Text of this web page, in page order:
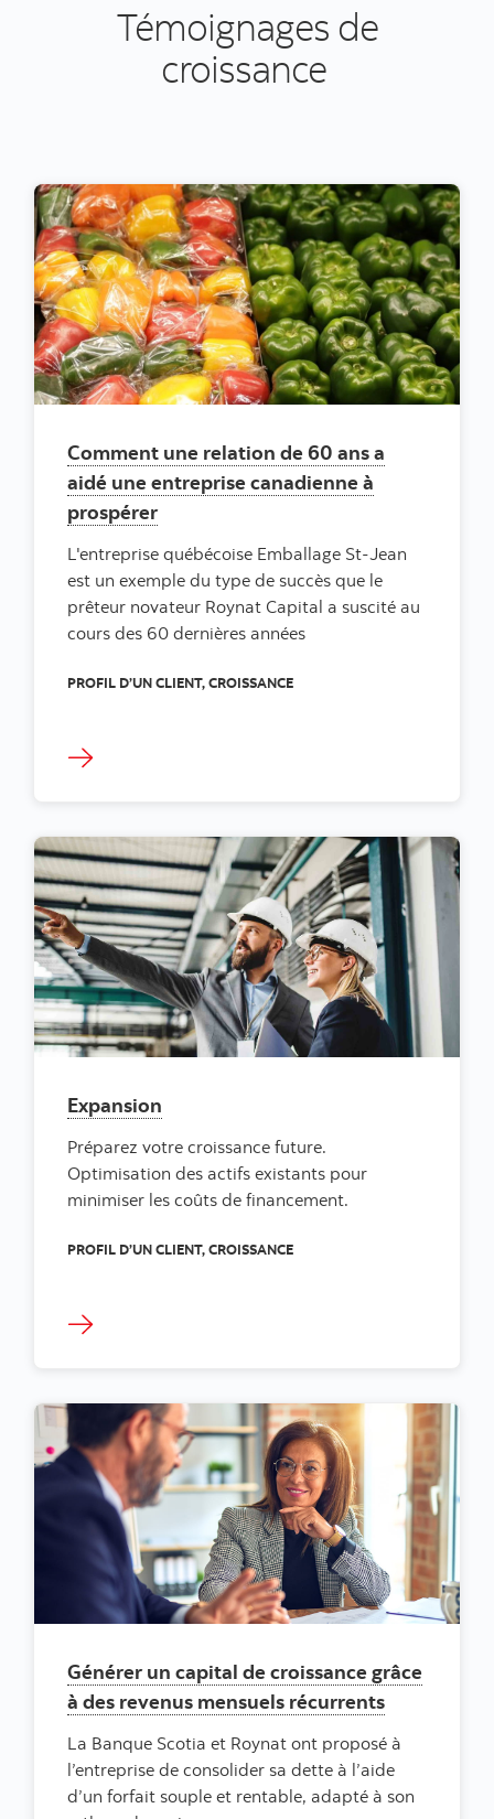
Témoignages de
croissance
Comment une relation de 60 ans a
aidé une entreprise canadienne à
prospérer
L'entreprise québécoise Emballage St-Jean
est un exemple du type de succès que le
prêteur novateur Roynat Capital a suscité au
cours des 60 dernières années
PROFIL D’UN CLIENT, CROISSANCE
Expansion
Préparez votre croissance future.
Optimisation des actifs existants pour
minimiser les coûts de financement.
PROFIL D’UN CLIENT, CROISSANCE
Générer un capital de croissance grâce
à des revenus mensuels récurrents
La Banque Scotia et Roynat ont proposé à
l’entreprise de consolider sa dette à l’aide
d’un forfait souple et rentable, adapté à son